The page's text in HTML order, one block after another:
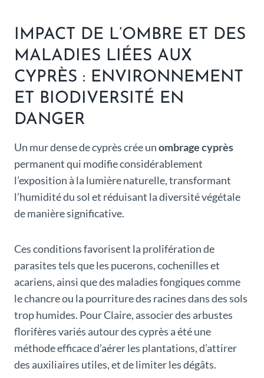
IMPACT DE L’OMBRE ET DES
MALADIES LIÉES AUX
CYPRÈS : ENVIRONNEMENT
ET BIODIVERSITÉ EN
DANGER
Un mur dense de cyprès crée unombrage cyprès
permanent qui modifie considérablement
l’exposition à la lumière naturelle, transformant
l’humidité du sol et réduisant la diversité végétale
de manière significative.
Ces conditions favorisent la prolifération de
parasites tels que les pucerons, cochenilles et
acariens, ainsi que des maladies fongiques comme
le chancre ou la pourriture des racines dans des sols
trop humides. Pour Claire, associer des arbustes
florifères variés autour des cyprès a été une
méthode efficace d’aérer les plantations, d’attirer
des auxiliaires utiles, et de limiter les dégâts.